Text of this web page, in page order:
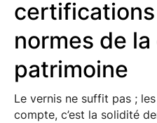
normes de
patrimoine
Le vernis ne suffit pas ;
compte, c’est la solidité